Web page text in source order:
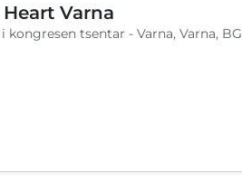
Varna
kongresen tsentar - Varna, Varna, BG